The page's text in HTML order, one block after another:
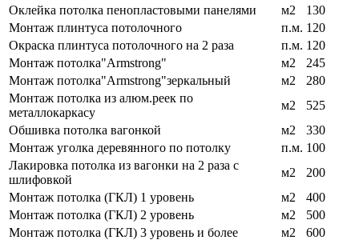
Оклейка потолка пенопластовыми панелями
м2
130
Монтаж плинтуса потолочного
п.м. 120
Окраска плинтуса потолочного на 2 раза
п.м. 120
Монтаж потолка"Armstrong"
м2
245
Монтаж потолка"Armstrong"зеркальный
м2
280
Монтаж потолка из алюм.реек по
металлокаркасу
м2
525
Обшивка потолка вагонкой
м2
330
Монтаж уголка деревянного по потолку
п.м. 100
Лакировка потолка из вагонки на 2 раза с
шлифовкой
м2
200
Монтаж потолка (ГКЛ) 1 уровень
м2
400
Монтаж потолка (ГКЛ) 2 уровень
м2
500
Монтаж потолка (ГКЛ) 3 уровень и более
м2
600